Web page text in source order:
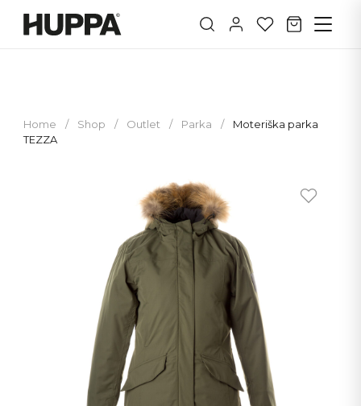
Home / Shop / Outlet / Parka /
Moteriška parka
TEZZA